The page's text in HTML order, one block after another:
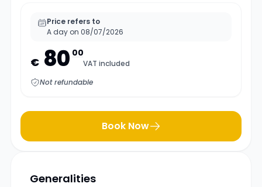
Price refers to
A day on 08/07/2026
€ 80 00
VAT included
Not refundable
Book Now
Generalities